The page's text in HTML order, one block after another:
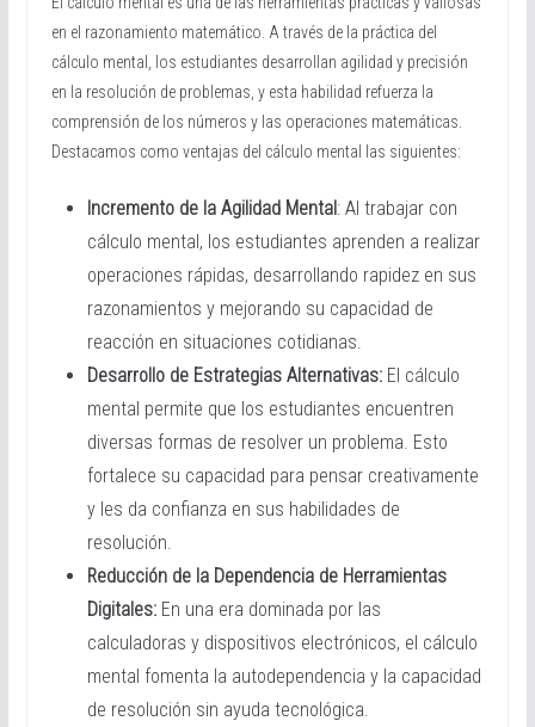
en el razonamiento matemático. A través de la práctica del
cálculo mental, los estudiantes desarrollan agilidad y precisión
en la resolución de problemas, y esta habilidad refuerza la
comprensión de los números y las operaciones matemáticas.
Destacamos como ventajas del cálculo mental las siguientes:
Incremento de la Agilidad Mental : Al trabajar con
cálculo mental, los estudiantes aprenden a realizar
operaciones rápidas, desarrollando rapidez en sus
razonamientos y mejorando su capacidad de
reacción en situaciones cotidianas.
Desarrollo de Estrategias Alternativas:El cálculo
mental permite que los estudiantes encuentren
diversas formas de resolver un problema. Esto
fortalece su capacidad para pensar creativamente
y les da confianza en sus habilidades de
resolución.
Reducción de la Dependencia de Herramientas
Digitales:En una era dominada por las
calculadoras y dispositivos electrónicos, el cálculo
mental fomenta la autodependencia y la capacidad
de resolución sin ayuda tecnológica.